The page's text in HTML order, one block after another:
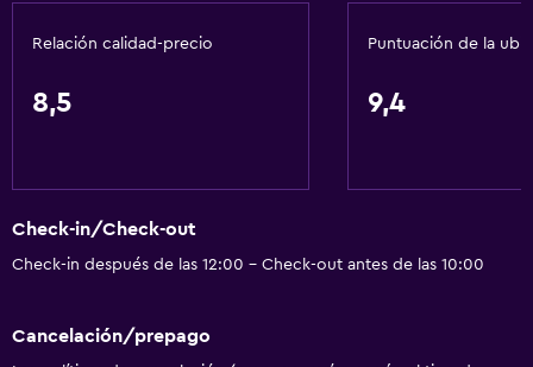
Baño
Bidé
Ducha
Gorro de baño
Relación calidad-precio
8,5
Puntuación de la
9,4
Check-in/Check-out
Check-in después de las 12:00 - Check-out antes de las 10:00
Cancelación/prepago